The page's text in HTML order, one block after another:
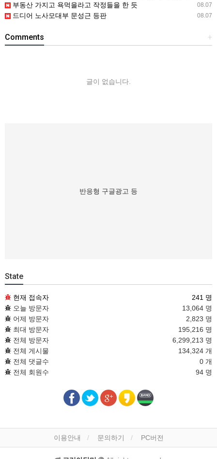
08.07
부동산 가지고 욕먹을라고 작정들을 한 듯
08.07
드디어 노사모대부 문성근 등판
+
Comments
글이 없습니다.
반응형 구글광고 등
State
현재 접속자
241 명
오늘 방문자
13,064 명
어제 방문자
2,823 명
최대 방문자
195,216 명
전체 방문자
6,299,213 명
전체 게시물
134,324 개
전체 댓글수
0 개
전체 회원수
94 명
이용안내 문의하기 PC버전